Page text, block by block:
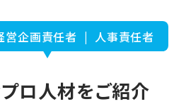
企画責任者 | 人事責任者
ロ人材をご紹介​